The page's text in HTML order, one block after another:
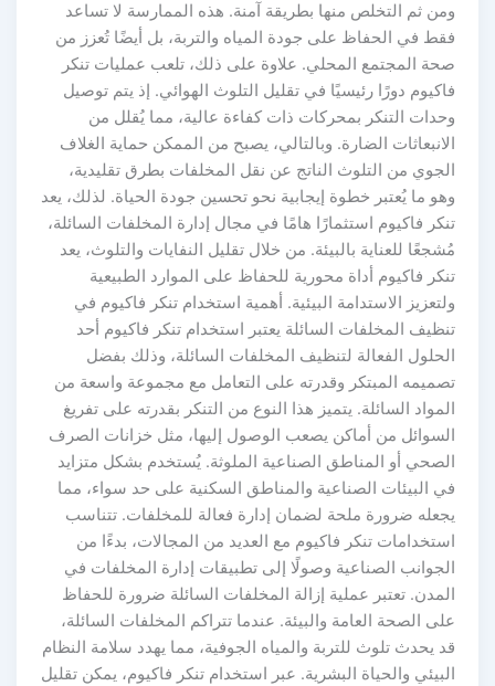
ومن ثم التخلص منها بطريقة آمنة. هذه الممارسة لا تساعد
فقط في الحفاظ على جودة المياه والتربة، بل أيضًا تُعزز من
صحة المجتمع المحلي. علاوة على ذلك، تلعب عمليات تنكر
فاكيوم دورًا رئيسيًا في تقليل التلوث الهوائي. إذ يتم توصيل
وحدات التنكر بمحركات ذات كفاءة عالية، مما يُقلل من
الانبعاثات الضارة. وبالتالي، يصبح من الممكن حماية الغلاف
الجوي من التلوث الناتج عن نقل المخلفات بطرق تقليدية،
وهو ما يُعتبر خطوة إيجابية نحو تحسين جودة الحياة. لذلك، يعد
تنكر فاكيوم استثمارًا هامًا في مجال إدارة المخلفات السائلة،
مُشجعًا للعناية بالبيئة. من خلال تقليل النفايات والتلوث، يعد
تنكر فاكيوم أداة محورية للحفاظ على الموارد الطبيعية
ولتعزيز الاستدامة البيئية. أهمية استخدام تنكر فاكيوم في
تنظيف المخلفات السائلة يعتبر استخدام تنكر فاكيوم أحد
الحلول الفعالة لتنظيف المخلفات السائلة، وذلك بفضل
تصميمه المبتكر وقدرته على التعامل مع مجموعة واسعة من
المواد السائلة. يتميز هذا النوع من التنكر بقدرته على تفريغ
السوائل من أماكن يصعب الوصول إليها، مثل خزانات الصرف
الصحي أو المناطق الصناعية الملوثة. يُستخدم بشكل متزايد
في البيئات الصناعية والمناطق السكنية على حد سواء، مما
يجعله ضرورة ملحة لضمان إدارة فعالة للمخلفات. تتناسب
استخدامات تنكر فاكيوم مع العديد من المجالات، بدءًا من
الجوانب الصناعية وصولًا إلى تطبيقات إدارة المخلفات في
المدن. تعتبر عملية إزالة المخلفات السائلة ضرورة للحفاظ
على الصحة العامة والبيئة. عندما تتراكم المخلفات السائلة،
قد يحدث تلوث للتربة والمياه الجوفية، مما يهدد سلامة النظام
البيئي والحياة البشرية. عبر استخدام تنكر فاكيوم، يمكن تقليل